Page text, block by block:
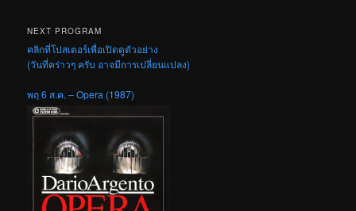
NEXT PROGRAM
คลิกที่โปสเตอร์เพื่อเปิดดูตัวอย่าง
(วันที่คร่าวๆ ครับ อาจมีการเปลี่ยนแปลง)
พฤ 6 ส.ค. – Opera (1987)